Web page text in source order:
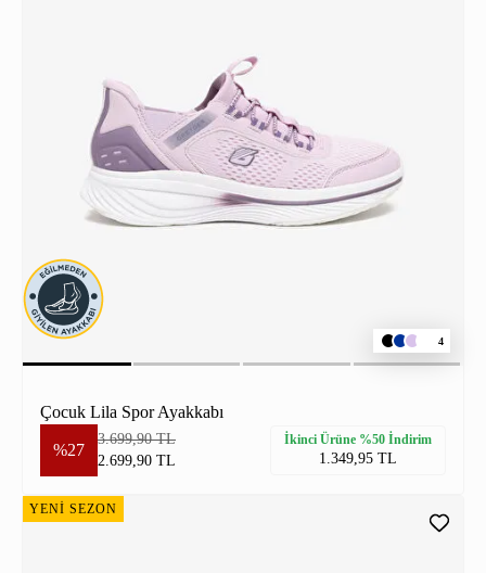
4
Çocuk Lila Spor Ayakkabı
%27
3.699,90 TL
2.699,90 TL
İkinci Ürüne %50 İndirim
1.349,95 TL
YENİ SEZON